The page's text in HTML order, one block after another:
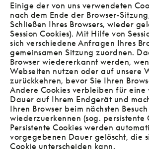
Einige der von uns verwendeten
nach dem Ende der Browser-
Schließen Ihres Browsers, wieder
Session Cookies). Mit Hilfe von
sich verschiedene Anfragen Ihres
gemeinsamen Sitzung zuordnen.
Browser wiedererkannt werden,
Webseiten nutzen oder auf unsere
zurückkehren, bevor Sie Ihren
Andere Cookies verbleiben für eine
Dauer auf Ihrem Endgerät und
Ihren Browser beim nächsten Besuch
wiederzuerkennen (sog. persistente
Persistente Cookies werden
vorgegebenen Dauer gelöscht, die
Cookie unterscheiden kann.